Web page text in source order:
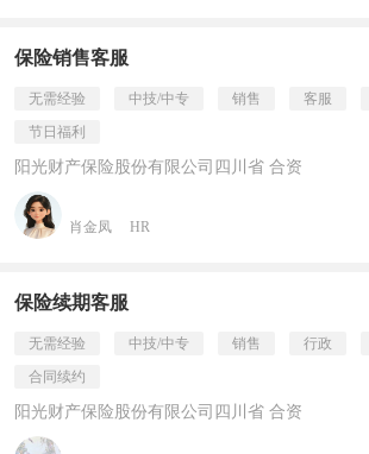
保险销售客服
无需经验 中技/中专 销售 客服
节日福利
阳光财产保险股份有限公司四川省 合资
肖金凤 HR
保险续期客服
无需经验 中技/中专 销售 行政
合同续约
阳光财产保险股份有限公司四川省 合资